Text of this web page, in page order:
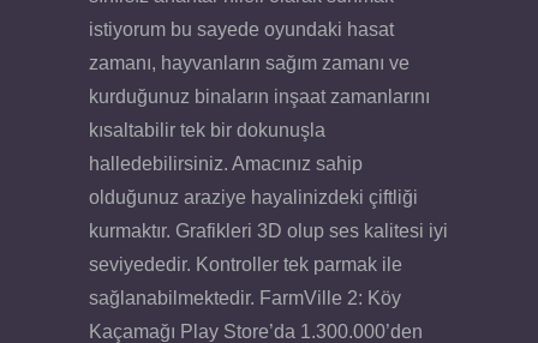
istiyorum bu sayede oyundaki hasat
zamanı, hayvanların sağım zamanı ve
kurduğunuz binaların inşaat zamanlarını
kısaltabilir tek bir dokunuşla
halledebilirsiniz. Amacınız sahip
olduğunuz araziye hayalinizdeki çiftliği
kurmaktır. Grafikleri 3D olup ses kalitesi iyi
seviyededir. Kontroller tek parmak ile
sağlanabilmektedir. FarmVille 2: Köy
Kaçamağı Play Store’da 1.300.000’den